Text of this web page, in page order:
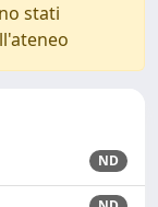
stati
ND